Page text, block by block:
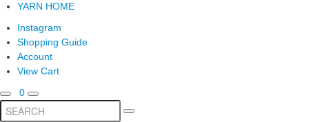
YARN HOME
Instagram
Shopping Guide
Account
View Cart
0